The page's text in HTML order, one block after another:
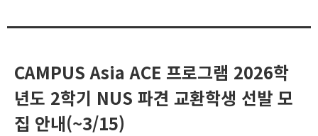
CAMPUS Asia ACE 프로그램 2026학
년도 2학기 NUS 파견 교환학생 선발 모
집 안내(~3/15)